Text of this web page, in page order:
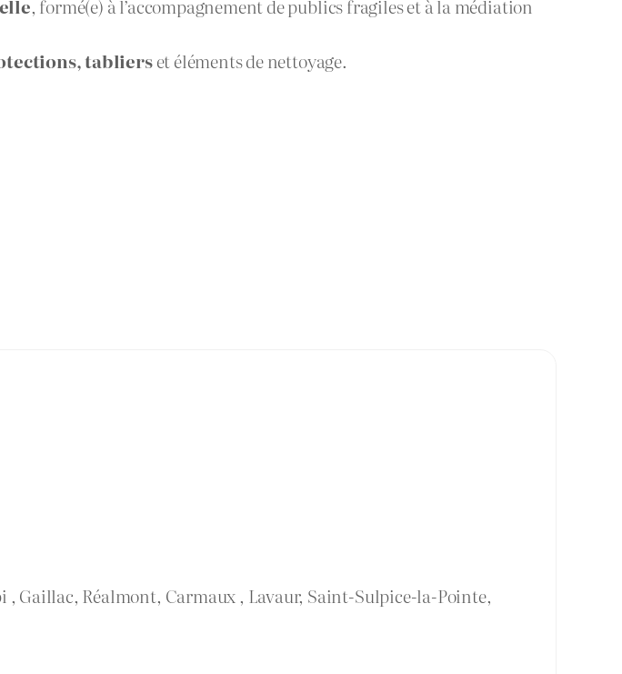
, formé(e) à l’accompagnement de publics fragiles et à la médiation
tablierset éléments de nettoyage.
Gaillac, Réalmont, Carmaux , Lavaur, Saint-Sulpice-la-Pointe,